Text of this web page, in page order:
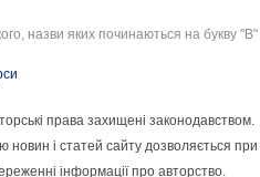
назви яких починаються на букву "В"
права захищені законодавством.
і статей сайту дозволяється при
інформації про авторство.